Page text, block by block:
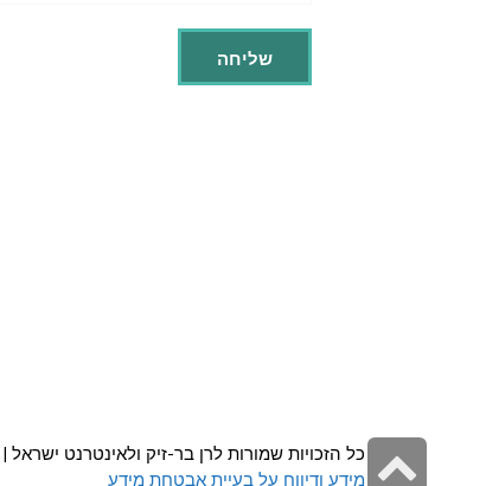
כל הזכויות שמורות לרן בר-זיק ולאינטרנט ישראל |
מידע ודיווח על בעיית אבטחת מידע
גלילה